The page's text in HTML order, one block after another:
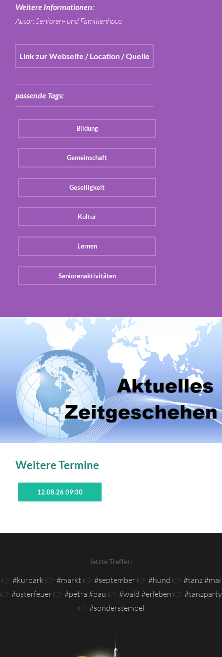
Weitere Informationen:
Autor: Senioren- und Familienhaus
Link zur Webseite / Location / Quelle
passende Tags:
Bildung
Gemeinschaft
Geselligkeit
Kultur
Lernen
Seniorenaktivitäten
Weitere Termine
12.08.26 09:30
letzte Treffer:
👉 #kurpark 👉 #markt 👉 #september 👉 #hund 👉 #tanz #mai
👉 #osterfeuer 👉 #petra #pau 👉 #wald #erleben 👉 #tanzparty
👉 #sonderstempel